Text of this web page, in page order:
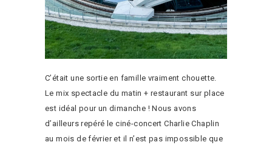
C’était une sortie en famille vraiment chouette.
Le mix spectacle du matin + restaurant sur place
est idéal pour un dimanche ! Nous avons
d’ailleurs repéré le ciné-concert Charlie Chaplin
au mois de février et il n’est pas impossible que